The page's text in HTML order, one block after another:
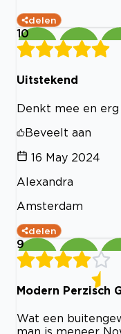
delen
10
Uitstekend
Denkt mee en
Beveelt aan
16 May 2024
Alexandra
Amsterdam
delen
9
Modern Perzisch
Wat een
man is meneer